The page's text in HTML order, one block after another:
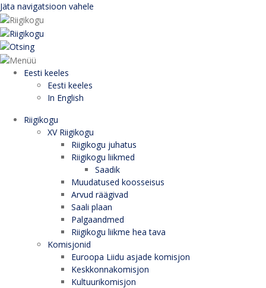
Jäta navigatsioon vahele
Eesti keeles
Eesti keeles
In English
Riigikogu
XV Riigikogu
Riigikogu juhatus
Riigikogu liikmed
Saadik
Muudatused koosseisus
Arvud räägivad
Saali plaan
Palgaandmed
Riigikogu liikme hea tava
Komisjonid
Euroopa Liidu asjade komisjon
Keskkonnakomisjon
Kultuurikomisjon